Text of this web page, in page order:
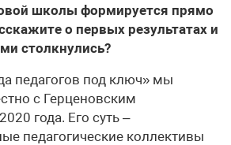
школы формируется прямо
о первых результатах и
столкнулись?
педагогов под ключ» мы
с Герценовским
года. Его суть –
педагогические коллективы